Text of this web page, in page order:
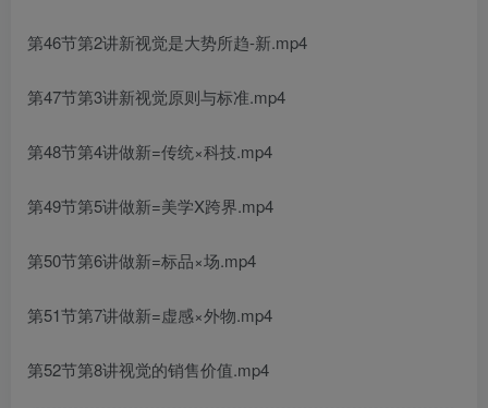
第46节第2讲新视觉是大势所趋-新.mp4
第47节第3讲新视觉原则与标准.mp4
第48节第4讲做新=传统×科技.mp4
第49节第5讲做新=美学X跨界.mp4
第50节第6讲做新=标品×场.mp4
第51节第7讲做新=虚感×外物.mp4
第52节第8讲视觉的销售价值.mp4